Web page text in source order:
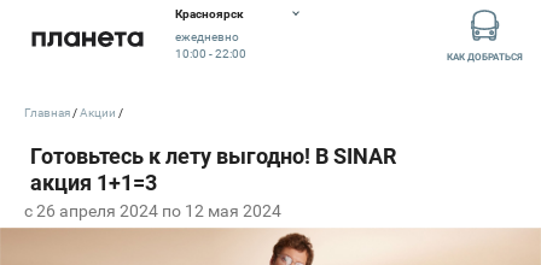
Красноярск
ежедневно
10:00 - 22:00
КАК ДОБРАТЬСЯ
c 26 апреля 2024 по 12 мая 2024
Главная Акции